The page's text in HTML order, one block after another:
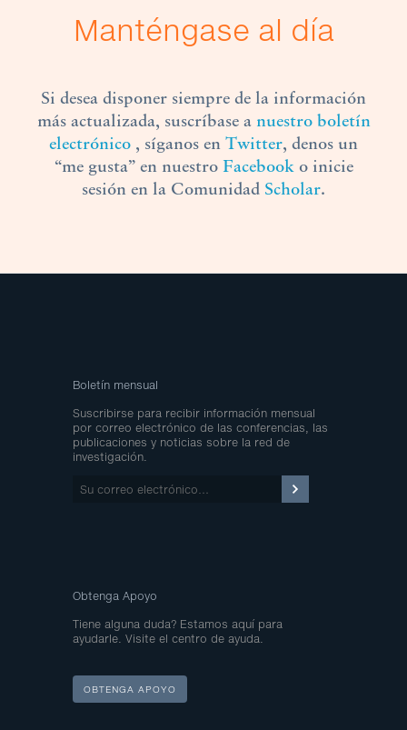
Manténgase al día
Si desea disponer siempre de la información
más actualizada, suscríbase a nuestro boletín
electrónico , síganos en Twitter, denos un
“me gusta” en nuestro Facebook o inicie
sesión en la Comunidad Scholar.
Boletín mensual
Suscribirse para recibir información mensual
por correo electrónico de las conferencias, las
publicaciones y noticias sobre la red de
investigación.
Su
Obtenga Apoyo
Tiene alguna duda? Estamos aquí para
ayudarle. Visite el centro de ayuda.
OBTENGA APOYO